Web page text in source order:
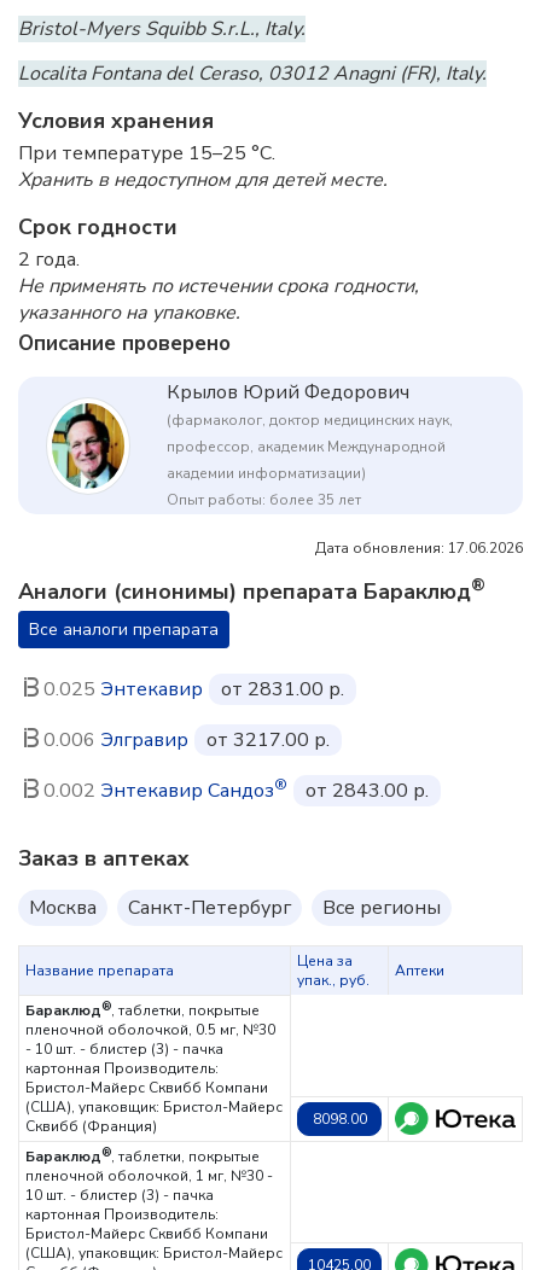
Bristol-Myers Squibb S.r.L., Italy.
Localita Fontana del Ceraso, 03012 Anagni (FR), Italy.
Условия хранения
При температуре 15–25 °C.
Хранить в недоступном для детей месте.
Срок годности
2 года.
Не применять по истечении срока годности,
указанного на упаковке.
Описание проверено
Крылов Юрий Федорович
(фармаколог, доктор медицинских наук,
профессор, академик Международной
академии информатизации)
Опыт работы: более 35 лет
Дата обновления: 17.06.2026
Аналоги (синонимы) препарата Бараклюд®
Все аналоги препарата
0.025 Энтекавир
от 2831.00 р.
0.006 Элгравир
от 3217.00 р.
0.002 Энтекавир Сандоз® от 2843.00 р.
Заказ в аптеках
Москва Санкт-Петербург Все регионы
Название препарата
Цена за
упак., руб.
Аптеки
Бараклюд®, таблетки, покрытые
пленочной оболочкой, 0.5 мг, №30
- 10 шт. - блистер (3) - пачка
картонная Производитель:
Бристол-Майерс Сквибб Компани
(США), упаковщик: Бристол-Майерс
Сквибб (Франция)
8098.00
Бараклюд®, таблетки, покрытые
пленочной оболочкой, 1 мг, №30 -
10 шт. - блистер (3) - пачка
картонная Производитель:
Бристол-Майерс Сквибб Компани
(США), упаковщик: Бристол-Майерс
10425.00